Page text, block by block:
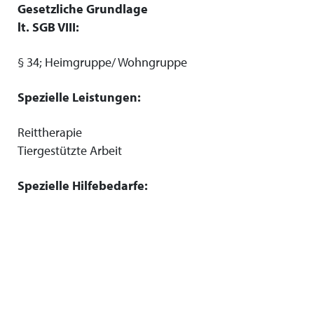
Gesetzliche Grundlage
lt. SGB VIII:
§ 34; Heimgruppe/ Wohngruppe
Spezielle Leistungen:
Reittherapie
Tiergestützte Arbeit
Spezielle Hilfebedarfe: